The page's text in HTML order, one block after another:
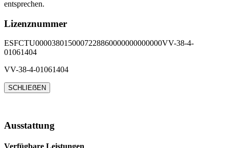
entsprechen.
Lizenznummer
ESFCTU0000380150007228860000000000000VV-38-4-
01061404
VV-38-4-01061404
SCHLIEẞEN
Ausstattung